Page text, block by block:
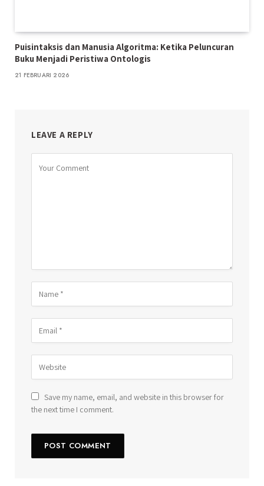
Puisintaksis dan Manusia Algoritma: Ketika Peluncuran
Buku Menjadi Peristiwa Ontologis
21 FEBRUARI 2026
LEAVE A REPLY
Save my name, email, and website in this browser for
the next time I comment.